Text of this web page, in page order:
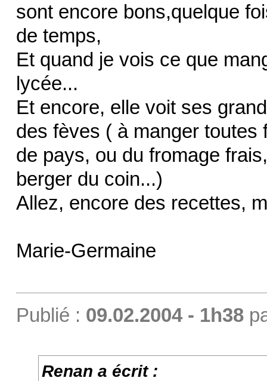
sont encore bons,quelque
de temps,
Et quand je vois ce que
lycée...
Et encore, elle voit ses
des fèves ( à manger
de pays, ou du fromage
berger du coin...)
Allez, encore des recettes,
Marie-Germaine
Publié : 09.02.2004 - 1h38
Renan a écrit :